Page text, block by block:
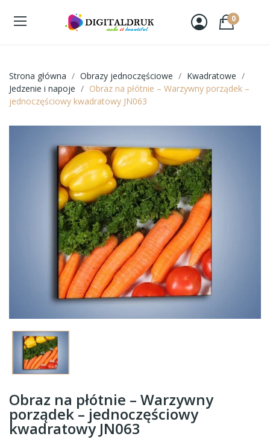
0
Strona główna Obrazy jednoczęściowe
Kwadratowe
Jedzenie i napoje
Obraz na płótnie – Warzywny porządek –
jednoczęściowy kwadratowy JN063
Obraz na płótnie – Warzywny
porządek – jednoczęściowy
kwadratowy JN063